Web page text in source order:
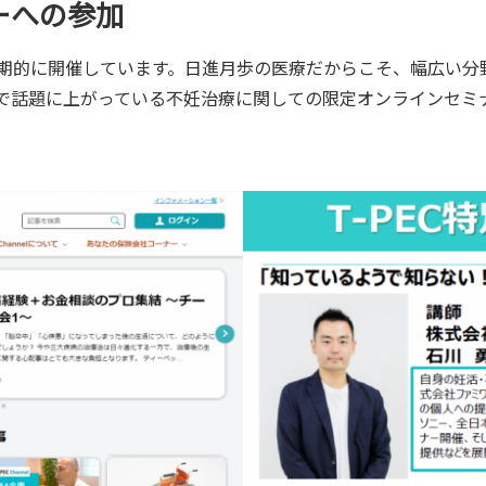
の参加
的に開催しています。日進月歩の医療だからこそ、幅広い
話題に上がっている不妊治療に関しての限定オンラインセ